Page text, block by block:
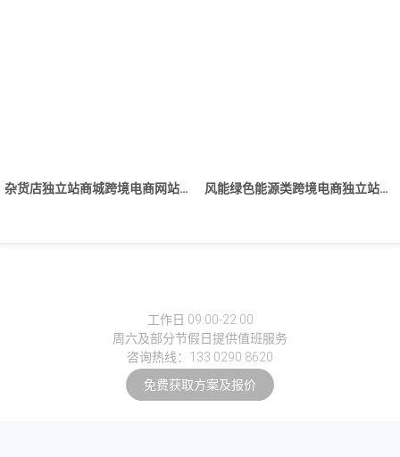
杂货店独立站商城跨境电商网站建设制作 风能绿色能源类跨境电商独立站商城网站建设制作
工作日 09:00-22:00
周六及部分节假日提供值班服务
咨询热线：133 0290 8620
免费获取方案及报价